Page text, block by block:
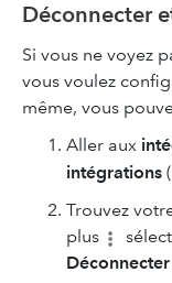
Déconnecter
Si vous ne voyez
vous voulez
même, vous
Aller aux
intégrations (
Trouvez
plus
Déconnecter